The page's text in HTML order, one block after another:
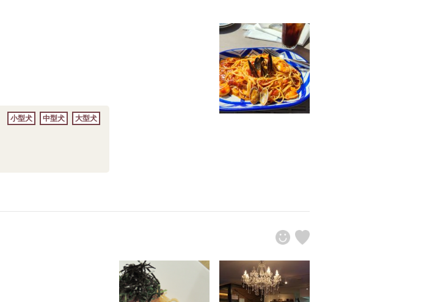
小型犬 中型犬 大型犬